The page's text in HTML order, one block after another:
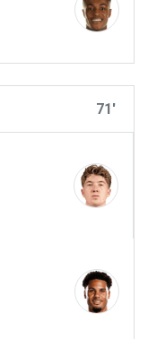
71'